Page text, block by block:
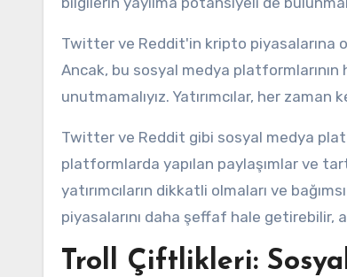
Twitter ve Reddit'in kripto piyasalarına
Ancak, bu sosyal medya platformlarının
unutmamalıyız. Yatırımcılar, her
Twitter ve Reddit gibi sosyal medya
platformlarda yapılan paylaşımlar ve
yatırımcıların dikkatli olmaları ve
piyasalarını daha şeffaf hale getirebilir,
Troll Çiftlikleri: